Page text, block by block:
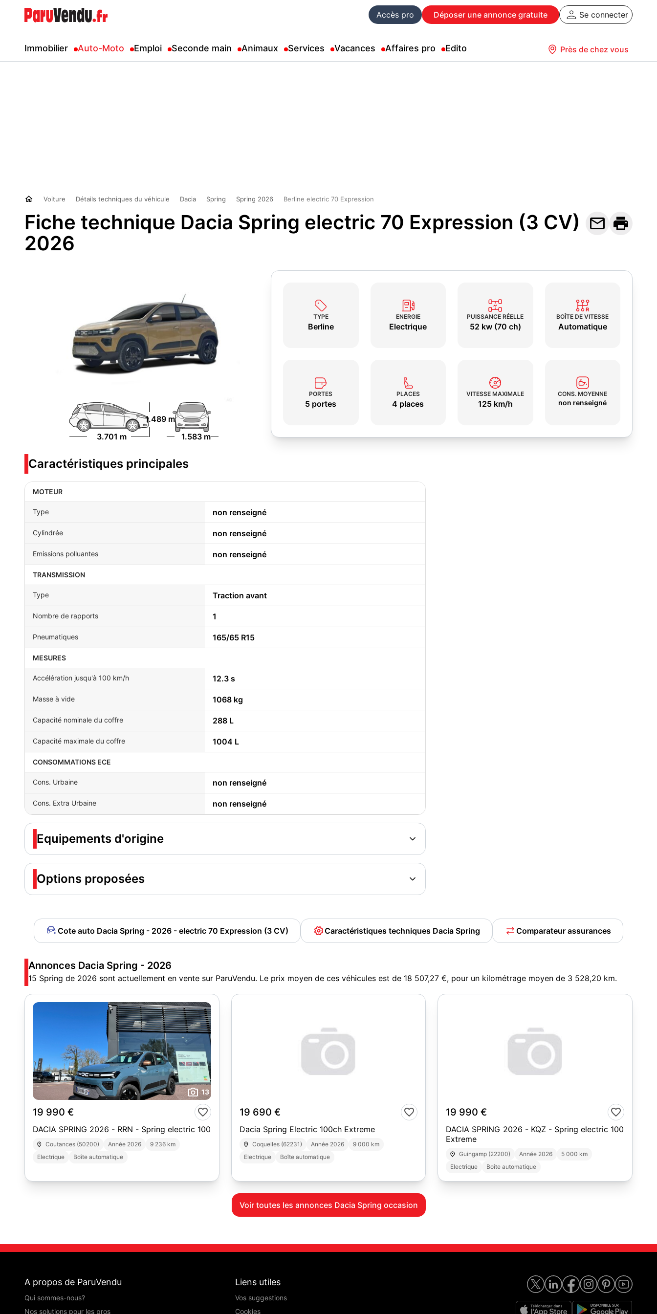
Accès pro Déposer une annonce gratuite Se connecter
Immobilier Auto-Moto Emploi Seconde main Animaux Services Vacances Affaires pro Edito Près de chez vous
Voiture Détails techniques du véhicule Dacia Spring Spring 2026 Berline electric 70 Expression
Fiche technique Dacia Spring electric 70 Expression (3 CV)
2026
 
3.701 m 1.583 m
1.489 m
TYPE
Berline
ENERGIE
Electrique
PUISSANCE RÉELLE
52 kw (70 ch)
BOÎTE DE VITESSE
Automatique
PORTES
5 portes
PLACES
4 places
VITESSE MAXIMALE
125 km/h
CONS. MOYENNE
non renseigné
Caractéristiques principales
MOTEUR
Type non renseigné
Cylindrée non renseigné
Emissions polluantes non renseigné
TRANSMISSION
Type Traction avant
Nombre de rapports 1
Pneumatiques 165/65 R15
MESURES
Accélération jusqu'à 100 km/h 12.3 s
Masse à vide 1068 kg
Capacité nominale du coffre 288 L
Capacité maximale du coffre 1004 L
CONSOMMATIONS ECE
Cons. Urbaine non renseigné
Cons. Extra Urbaine non renseigné
Equipements d'origine
Options proposées
Cote auto Dacia Spring - 2026 - electric 70 Expression (3 CV) Caractéristiques techniques Dacia Spring Comparateur assurances
Annonces Dacia Spring - 2026
15 Spring de 2026 sont actuellement en vente sur ParuVendu. Le prix moyen de ces véhicules est de 18 507,27 €, pour un kilométrage moyen de 3 528,20 km.
13
19 990 €
DACIA SPRING 2026 - RRN - Spring electric 100
Coutances (50200) Année 2026
9 236 km
Electrique
Boîte automatique
19 690 €
Dacia Spring Electric 100ch Extreme
Coquelles (62231) Année 2026
9 000 km
Electrique
Boîte automatique
19 990 €
DACIA SPRING 2026 - KQZ - Spring electric 100
Extreme
Guingamp (22200) Année 2026
5 000 km
Electrique
Boîte automatique
Voir toutes les annonces Dacia Spring occasion
A propos de ParuVendu
Qui sommes-nous?
Nos solutions pour les pros
Liens utiles
Vos suggestions
Cookies